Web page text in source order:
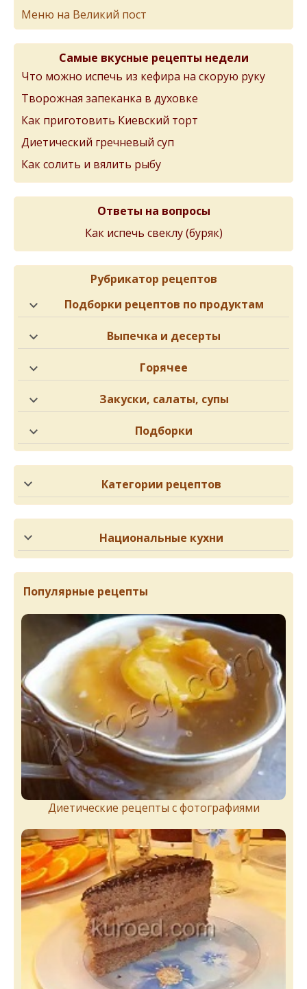
Меню на Великий пост
Самые вкусные рецепты недели
Что можно испечь из кефира на скорую руку
Творожная запеканка в духовке
Как приготовить Киевский торт
Диетический гречневый суп
Как солить и вялить рыбу
Ответы на вопросы
Как испечь свеклу (буряк)
Рубрикатор рецептов
Подборки рецептов по продуктам
Выпечка и десерты
Горячее
Закуски, салаты, супы
Подборки
Категории рецептов
Национальные кухни
Популярные рецепты
Диетические рецепты с фотографиями